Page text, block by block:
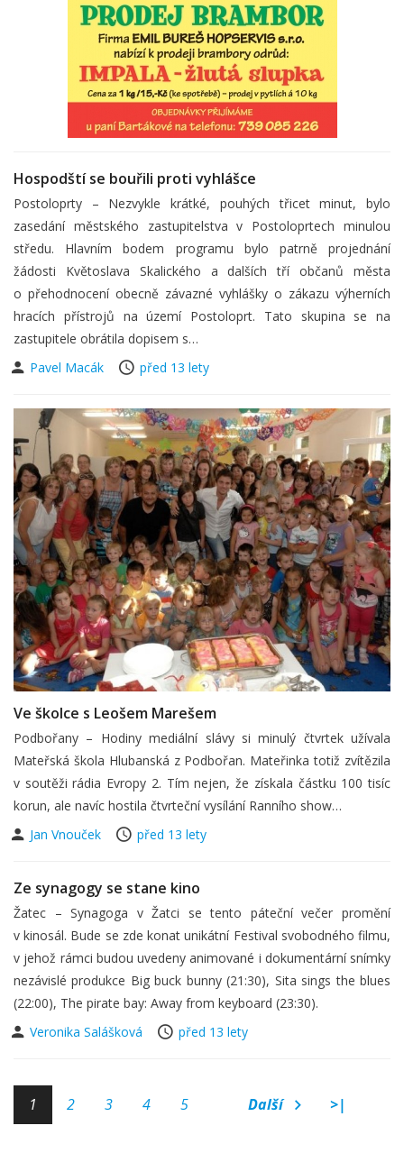
Hospodští se bouřili proti vyhlášce
Postoloprty – Nezvykle krátké, pouhých třicet minut, bylo
zasedání městského zastupitelstva v Postoloprtech minulou
středu. Hlavním bodem programu bylo patrně projednání
žádosti Květoslava Skalického a dalších tří občanů města
o přehodnocení obecně závazné vyhlášky o zákazu výherních
hracích přístrojů na území Postoloprt. Tato skupina se na
zastupitele obrátila dopisem s…
Pavel Macák
před 13 lety
Ve školce s Leošem Marešem
Podbořany – Hodiny mediální slávy si minulý čtvrtek užívala
Mateřská škola Hlubanská z Podbořan. Mateřinka totiž zvítězila
v soutěži rádia Evropy 2. Tím nejen, že získala částku 100 tisíc
korun, ale navíc hostila čtvrteční vysílání Ranního show…
Jan Vnouček
před 13 lety
Ze synagogy se stane kino
Žatec – Synagoga v Žatci se tento páteční večer promění
v kinosál. Bude se zde konat unikátní Festival svobodného filmu,
v jehož rámci budou uvedeny animované i dokumentární snímky
nezávislé produkce Big buck bunny (21:30), Sita sings the blues
(22:00), The pirate bay: Away from keyboard (23:30).
Veronika Salášková
před 13 lety
1 2 3 4 5 Další >|